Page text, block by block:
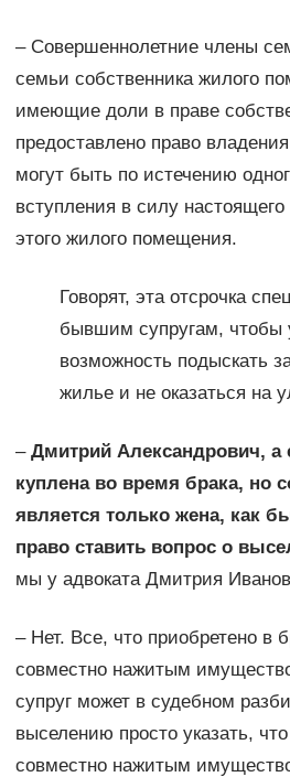
– Совершеннолетние члены
семьи собственника жилого
имеющие доли в праве
предоставлено право
могут быть по истечению
вступления в силу
этого жилого помещения.
Говорят, эта отсрочка
бывшим супругам, чтобы
возможность подыскать
жилье и не оказаться на
– Дмитрий Александрович, а
куплена во время брака, но
является только жена, как
право ставить вопрос о
мы у адвоката Дмитрия
– Нет. Все, что приобретено в
совместно нажитым
супруг может в судебном
выселению просто указать,
совместно нажитым